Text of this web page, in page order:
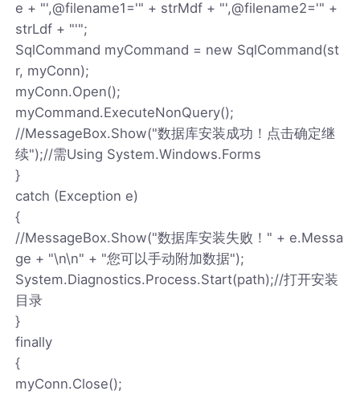
e + "',@filename1='" + strMdf + "',@filename2='" +
strLdf + "'";
SqlCommand myCommand = new SqlCommand(st
r, myConn);
myConn.Open();
myCommand.ExecuteNonQuery();
//MessageBox.Show("数据库安装成功！点击确定继
续");//需Using System.Windows.Forms
}
catch (Exception e)
{
//MessageBox.Show("数据库安装失败！" + e.Messa
ge + "\n\n" + "您可以手动附加数据");
System.Diagnostics.Process.Start(path);//打开安装
目录
}
finally
{
myConn.Close();